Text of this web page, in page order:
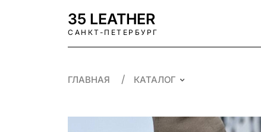
35 LEATHER
САНКТ-ПЕТЕРБУРГ
ГЛАВНАЯ КАТАЛОГ